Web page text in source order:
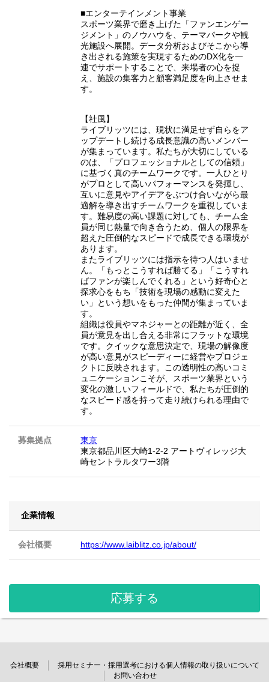
■エンターテインメント事業
スポーツ業界で磨き上げた「ファンエンゲー
ジメント」のノウハウを、テーマパークや観
光施設へ展開。データ分析およびそこから導
き出される施策を実現するためのDX化を一
連でサポートすることで、来場者の心を捉
え、施設の集客力と顧客満足度を向上させま
す。
【社風】
ライブリッツには、現状に満足せず自らをア
ップデートし続ける成長意識の高いメンバー
が集まっています。私たちが大切にしている
のは、「プロフェッショナルとしての信頼」
に基づく真のチームワークです。一人ひとり
がプロとして高いパフォーマンスを発揮し、
互いに意見やアイデアをぶつけ合いながら最
適解を導き出すチームワークを重視していま
す。難易度の高い課題に対しても、チーム全
員が同じ熱量で向き合うため、個人の限界を
超えた圧倒的なスピードで成長できる環境が
あります。
またライブリッツには指示を待つ人はいませ
ん。「もっとこうすれば勝てる」「こうすれ
ばファンが楽しんでくれる」という好奇心と
探求心をもち「技術を現場の感動に変えた
い」という想いをもった仲間が集まっていま
す。
組織は役員やマネジャーとの距離が近く、全
員が意見を出し合える非常にフラットな環境
です。クイックな意思決定で、現場の解像度
が高い意見がスピーディーに経営やプロジェ
クトに反映されます。この透明性の高いコミ
ュニケーションこそが、スポーツ業界という
変化の激しいフィールドで、私たちが圧倒的
なスピード感を持って走り続けられる理由で
す。
募集拠点
東京
東京都品川区大崎1-2-2 アートヴィレッジ大
崎セントラルタワー3階
企業情報
会社概要 https://www.laiblitz.co.jp/about/
応募する
会社概要
採用セミナー・採用選考における個人情報の取り扱いについて
お問い合わせ